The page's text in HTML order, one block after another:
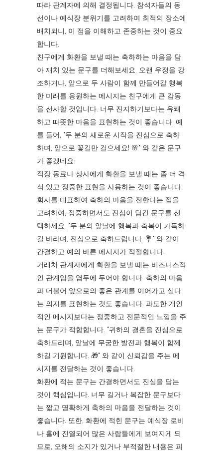
따라 관계자에 의해 결정됩니다. 참석자들의 동
선이나 예식장 분위기를 고려하여 최적의 장소에
배치되니, 이 점을 이해하고 존중하는 것이 중요
합니다.
친구에게 화환을 보낼 때는 축하하는 마음을 담
아 재치 있는 문구를 더해보세요. 오랜 우정을 강
조하거나, 앞으로 두 사람이 함께 만들어갈 행복
한 미래를 응원하는 메시지는 친구에게 큰 감동
을 선사할 것입니다. 너무 진지하기보다는 유쾌
하고 따뜻한 마음을 표현하는 것이 좋습니다. 예
를 들어, "두 분의 새로운 시작을 진심으로 축하
하며, 앞으로 꽃길만 걸으세요! 🌸" 와 같은 문구
가 좋겠네요.
직장 동료나 상사에게 화환을 보낼 때는 좀 더 격
식 있고 정중한 표현을 사용하는 것이 좋습니다.
회사를 대표하여 축하의 마음을 전한다는 점을
고려하여, 정중하면서도 진심이 담긴 문구를 선
택하세요. "두 분의 앞날에 행복과 축복이 가득하
길 바라며, 진심으로 축하드립니다. 💐" 와 같이
간결하고 예의 바른 메시지가 적절합니다.
거래처 관계자에게 화환을 보낼 때는 비즈니스적
인 관계임을 염두에 두어야 합니다. 축하의 마음
과 더불어 앞으로의 좋은 관계를 이어가고 싶다
는 의지를 표현하는 것도 좋습니다. 과도한 개인
적인 메시지보다는 정중하고 전문적인 느낌을 주
는 문구가 적합합니다. "귀하의 결혼을 진심으로
축하드리며, 앞날에 무궁한 발전과 행복이 함께
하길 기원합니다. 🎁" 와 같이 신뢰감을 주는 메
시지를 전달하는 것이 좋습니다.
화환에 적는 문구는 간결하면서도 진심을 담는
것이 핵심입니다. 너무 길거나 복잡한 문구보다
는 짧고 명확하게 축하의 마음을 전달하는 것이
좋습니다. 또한, 화환에 적힌 문구는 예식장 로비
나 홀에 진열되어 많은 사람들에게 보여지게 되
므로, 오해의 소지가 있거나 부적절한 내용은 피